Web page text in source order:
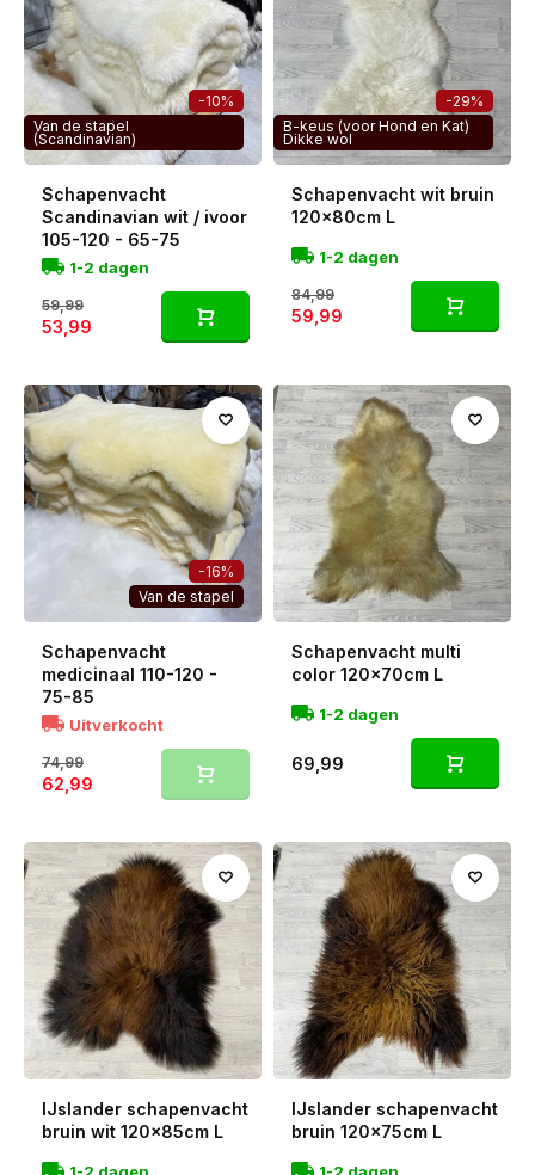
-10%
Van de stapel
(Scandinavian)
Schapenvacht
Scandinavian wit / ivoor
105-120 - 65-75
1-2 dagen
59,99
53,99
-29%
B-keus (voor Hond en Kat)
Dikke wol
Schapenvacht wit bruin
120x80cm L
1-2 dagen
84,99
59,99
-16%
Van de stapel
Schapenvacht
medicinaal 110-120 -
75-85
Uitverkocht
74,99
62,99
Schapenvacht multi
color 120x70cm L
1-2 dagen
69,99
IJslander schapenvacht
bruin wit 120x85cm L
1-2 dagen
IJslander schapenvacht
bruin 120x75cm L
1-2 dagen